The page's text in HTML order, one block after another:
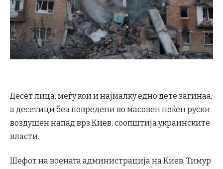
Десет лица, меѓу кои и најмалку едно дете загинаа,
а десетици беа повредени во масовен ноќен руски
воздушен напад врз Киев, соопштија украинските
власти.
Шефот на воената администрација на Киев, Тимур